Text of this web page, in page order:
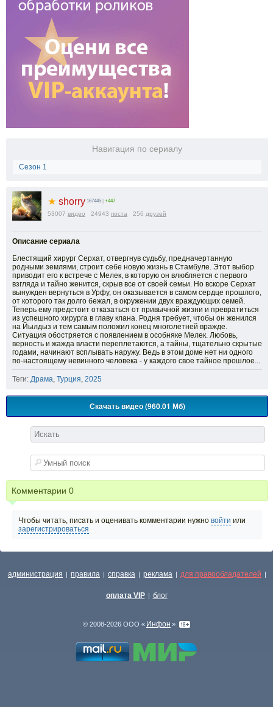
Навигация по сериалу
Сезон 1
★ shorry 167445 +447
53007 видео 24943 поста 256 друзей
Описание сериала
Блестящий хирург Серхат, отвергнув судьбу, предначертанную
родными землями, строит себе новую жизнь в Стамбуле. Этот выбор
приводит его к встрече с Мелек, в которую он влюбляется с первого
взгляда и тайно женится, скрыв все от своей семьи. Но вскоре Серхат
вынужден вернуться в Урфу, он оказывается в самом сердце прошлого,
от которого так долго бежал, в окружении двух враждующих семей.
Теперь ему предстоит отказаться от привычной жизни и превратиться
из успешного хирурга в главу клана. Родня требует, чтобы он женился
на Йылдыз и тем самым положил конец многолетней вражде.
Ситуация обостряется с появлением в особняке Мелек. Любовь,
верность и жажда власти переплетаются, а тайны, тщательно скрытые
годами, начинают всплывать наружу. Ведь в этом доме нет ни одного
по-настоящему невинного человека - у каждого свое тайное прошлое...
Теги: Драма, Турция, 2025
Скачать видео (960.01 Мб)
Комментарии 0
Чтобы читать, писать и оценивать комментарии нужно войти или
зарегистрироваться
администрация | правила | справка | реклама | для правообладателей |
оплата VIP | блог
© 2008-2026 ООО « Инфон »